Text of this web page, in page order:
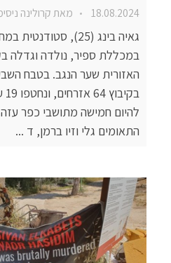
18.08.2024 מאתקרולינה
גאיה בינג (25),
במכללת ספיר, נולדה וגדלה
האזורית שער הנגב. בטבח
להיום חמישה מתושבי כפר עזה
התאומים גלי וזיו ברמן, ד ...